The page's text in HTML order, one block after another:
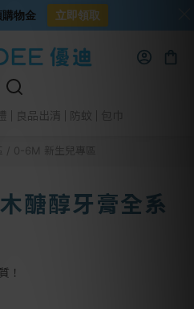
良品出清 防蚊
0-6M 新生兒專區
醣醇牙膏全系
！
物金 立即領取